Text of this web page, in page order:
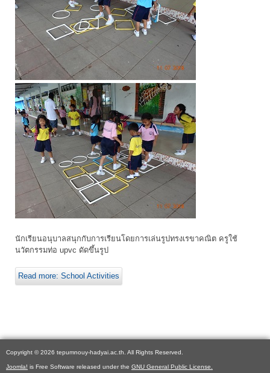
นักเรียนอนุบาลสนุกกับการเรียนโดยการเล่นรูปทรงเรขาคณิต ครูใช้
นวัตกรรมท่อ upvc ดัดขึ้นรูป
Read more: School Activities
Copyright © 2026 tepumnouy-hadyai.ac.th. All Rights Reserved.
Joomla! is Free Software released under the GNU General Public License.